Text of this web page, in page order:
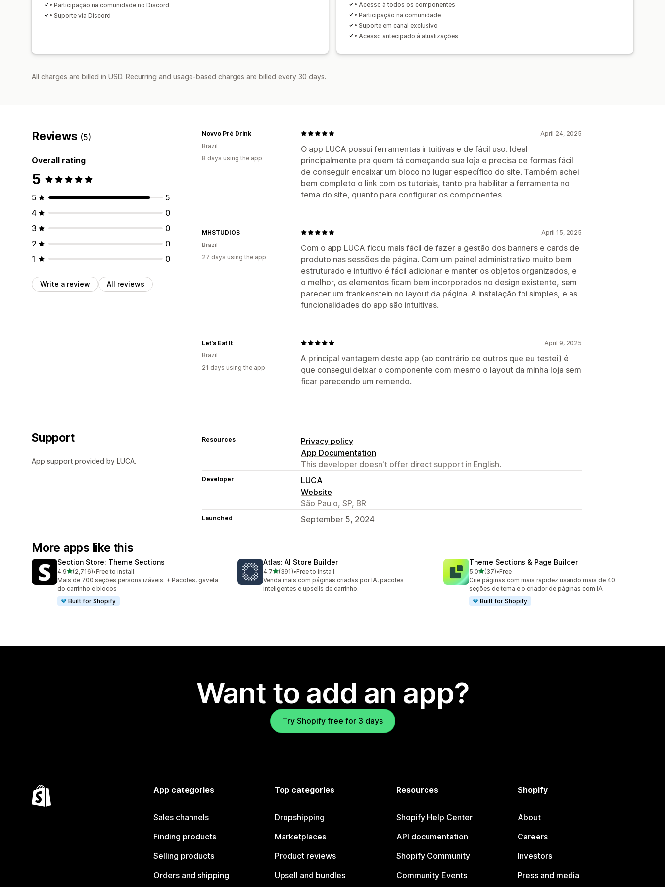
• Participação na comunidade no Discord
• Suporte via Discord
• Acesso à todos os componentes
• Participação na comunidade
• Suporte em canal exclusivo
• Acesso antecipado à atualizações
All charges are billed in USD. Recurring and usage-based charges are billed every 30 days.
Reviews (5)
Overall rating
5
5
5
4
0
3
0
2
0
1
0
Write a review All reviews
April 24, 2025
O app LUCA possui ferramentas intuitivas e de fácil uso. Ideal
principalmente pra quem tá começando sua loja e precisa de formas fácil
de conseguir encaixar um bloco no lugar específico do site. Também achei
bem completo o link com os tutoriais, tanto pra habilitar a ferramenta no
tema do site, quanto para configurar os componentes
Novvo Pré Drink
Brazil
8 days using the app
April 15, 2025
Com o app LUCA ficou mais fácil de fazer a gestão dos banners e cards de
produto nas sessões de página. Com um painel administrativo muito bem
estruturado e intuitivo é fácil adicionar e manter os objetos organizados, e
o melhor, os elementos ficam bem incorporados no design existente, sem
parecer um frankenstein no layout da página. A instalação foi simples, e as
funcionalidades do app são intuitivas.
MHSTUDIOS
Brazil
27 days using the app
April 9, 2025
A principal vantagem deste app (ao contrário de outros que eu testei) é
que consegui deixar o componente com mesmo o layout da minha loja sem
ficar parecendo um remendo.
Let's Eat It
Brazil
21 days using the app
Support
App support provided by LUCA.
Resources
Privacy policy
App Documentation
This developer doesn't offer direct support in English.
Developer
LUCA
Website
São Paulo, SP, BR
Launched September 5, 2024
More apps like this
Section Store: Theme Sections
4.9out of 5 stars
(2,716)
2716 total reviews
•Free to install
Mais de 700 seções personalizáveis. + Pacotes, gaveta
do carrinho e blocos
Built for Shopify
Atlas: AI Store Builder
4.7out of 5 stars
(391)
391 total reviews
•Free to install
Venda mais com páginas criadas por IA, pacotes
inteligentes e upsells de carrinho.
Theme Sections & Page Builder
5.0out of 5 stars
(37)
37 total reviews
•Free
Crie páginas com mais rapidez usando mais de 40
seções de tema e o criador de páginas com IA
Built for Shopify
Want to add an app?
Try Shopify free for 3 days
App categories
Sales channels
Finding products
Selling products
Orders and shipping
Top categories
Dropshipping
Marketplaces
Product reviews
Upsell and bundles
Resources
Shopify Help Center
API documentation
Shopify Community
Community Events
Shopify
About
Careers
Investors
Press and media